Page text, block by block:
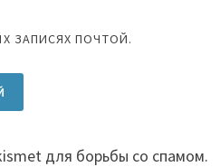
ЗАПИСЯХ ПОЧТОЙ.
для борьбы со спамом.